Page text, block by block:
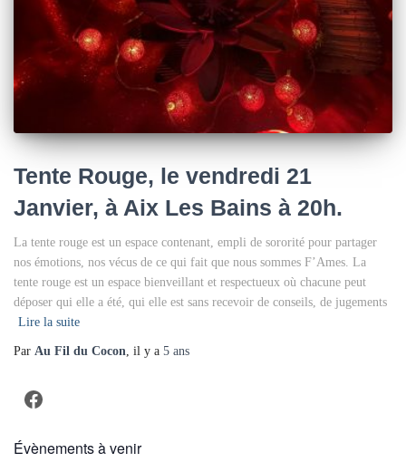
Tente Rouge, le vendredi 21
Janvier, à Aix Les Bains à 20h.
La tente rouge est un espace contenant, empli de sororité pour partager
nos émotions, nos vécus de ce qui fait que nous sommes F’Ames. La
tente rouge est un espace bienveillant et respectueux où chacune peut
déposer qui elle a été, qui elle est sans recevoir de conseils, de jugements
Lire la suite
Par Au Fil du Cocon , il y a 5 ans
Facebook
Évènements à venir